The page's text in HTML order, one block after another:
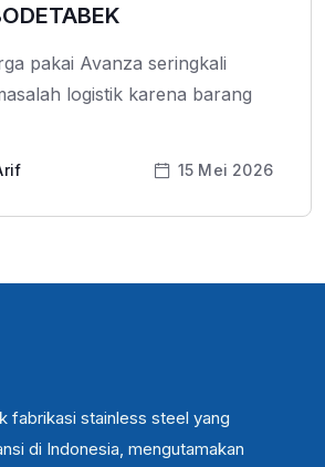
pakai Avanza seringkali
logistik karena barang
15 Mei 2026
fabrikasi stainless steel yang
di Indonesia, mengutamakan